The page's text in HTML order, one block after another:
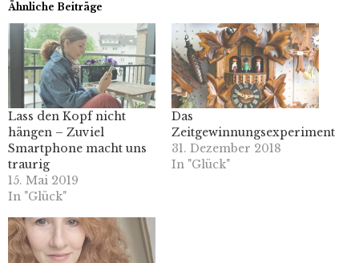
Ähnliche Beiträge
Lass den Kopf nicht
hängen – Zuviel
Smartphone macht uns
traurig
15. Mai 2019
In "Glück"
Das
Zeitgewinnungsexperiment
31. Dezember 2018
In "Glück"